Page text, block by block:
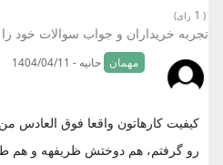
(
1 رای)
تجربه خریداران و جواب سوالات خود را
مهمان حانیه - 1404/04/11
کیفیت کارهاتون واقعا فوق العادس
رو گرفتم، هم دوختش ظریفهه و هم